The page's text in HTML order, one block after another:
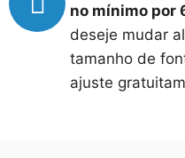
no mínimo por
deseje mudar
tamanho de
ajuste